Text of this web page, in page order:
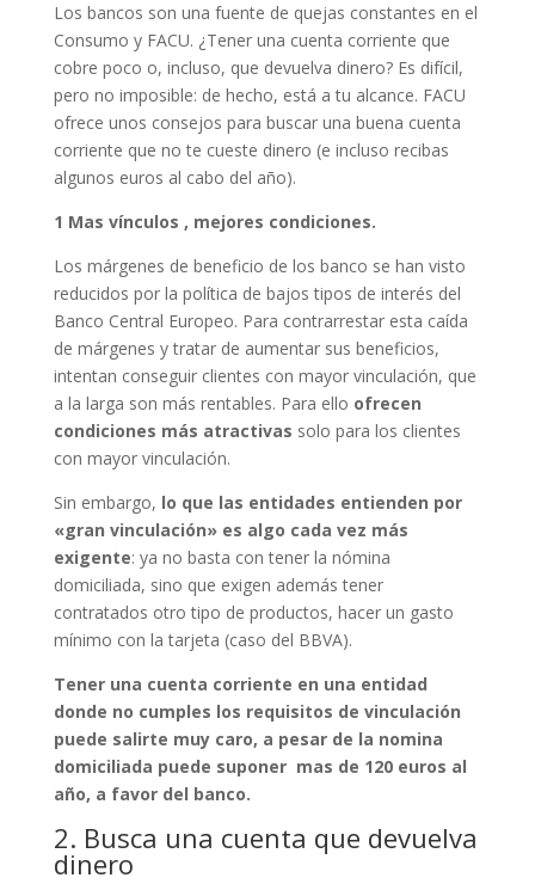
Los bancos son una fuente de quejas constantes en el
Consumo y FACU. ¿Tener una cuenta corriente que
cobre poco o, incluso, que devuelva dinero? Es difícil,
pero no imposible: de hecho, está a tu alcance. FACU
ofrece unos consejos para buscar una buena cuenta
corriente que no te cueste dinero (e incluso recibas
algunos euros al cabo del año).
1 Mas vínculos , mejores condiciones.
Los márgenes de beneficio de los banco se han visto
reducidos por la política de bajos tipos de interés del
Banco Central Europeo. Para contrarrestar esta caída
de márgenes y tratar de aumentar sus beneficios,
intentan conseguir clientes con mayor vinculación, que
a la larga son más rentables. Para ello ofrecen
condiciones más atractivas solo para los clientes
con mayor vinculación.
Sin embargo, lo que las entidades entienden por
«gran vinculación» es algo cada vez más
exigente: ya no basta con tener la nómina
domiciliada, sino que exigen además tener
contratados otro tipo de productos, hacer un gasto
mínimo con la tarjeta (caso del BBVA).
Tener una cuenta corriente en una entidad
donde no cumples los requisitos de vinculación
puede salirte muy caro, a pesar de la nomina
domiciliada puede suponer mas de 120 euros al
año, a favor del banco.
2. Busca una cuenta que devuelva
dinero